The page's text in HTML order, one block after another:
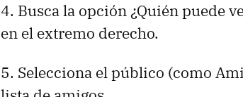
4. Busca la opción ¿Quién puede
en el extremo derecho.
5. Selecciona el público (como